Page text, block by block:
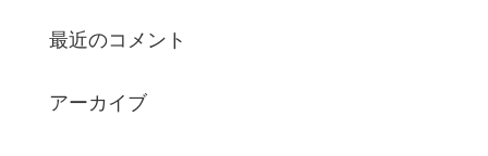
最近のコメント
アーカイブ